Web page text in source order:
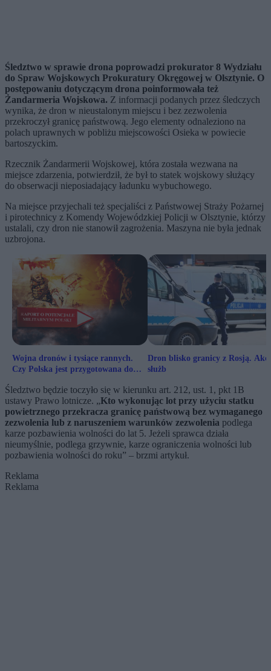
Śledztwo w sprawie drona poprowadzi prokurator 8 Wydziału
do Spraw Wojskowych Prokuratury Okręgowej w Olsztynie. O
postępowaniu dotyczącym drona poinformowała też
Żandarmeria Wojskowa. Z informacji podanych przez śledczych
wynika, że dron w nieustalonym miejscu i bez zezwolenia
przekroczył granicę państwową. Jego elementy odnaleziono na
polach uprawnych w pobliżu miejscowości Osieka w powiecie
bartoszyckim.
Rzecznik Żandarmerii Wojskowej, która została wezwana na
miejsce zdarzenia, potwierdził, że był to statek wojskowy służący
do obserwacji nieposiadający ładunku wybuchowego.
Na miejsce przyjechali też specjaliści z Państwowej Straży Pożarnej
i pirotechnicy z Komendy Wojewódzkiej Policji w Olsztynie, którzy
ustalali, czy dron nie stanowił zagrożenia. Maszyna nie była jednak
uzbrojona.
Wojna dronów i tysiące rannych.
Czy Polska jest przygotowana do
Dron blisko granicy z Rosją.
służb
Śledztwo będzie toczyło się w kierunku art. 212, ust. 1, pkt 1B
ustawy Prawo lotnicze. „Kto wykonując lot przy użyciu statku
powietrznego przekracza granicę państwową bez wymaganego
zezwolenia lub z naruszeniem warunków zezwolenia podlega
karze pozbawienia wolności do lat 5. Jeżeli sprawca działa
nieumyślnie, podlega grzywnie, karze ograniczenia wolności lub
pozbawienia wolności do roku” – brzmi artykuł.
Reklama
Reklama